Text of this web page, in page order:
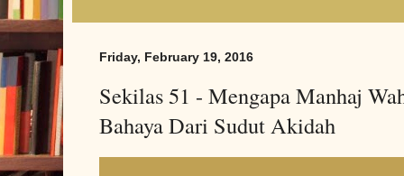
Friday, February 19, 2016
Sekilas 51 - Mengapa Manhaj
Bahaya Dari Sudut Akidah